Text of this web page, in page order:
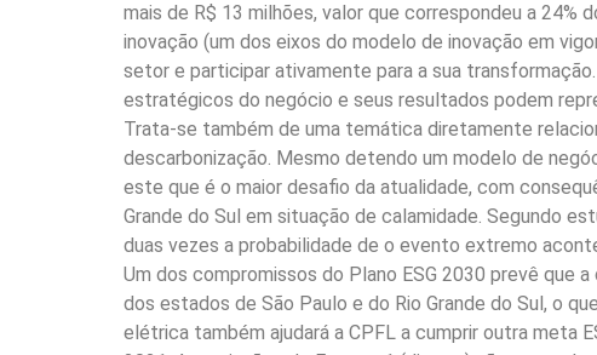
mais de R$ 13 milhões, valor que correspondeu a
inovação (um dos eixos do modelo de inovação em
setor e participar ativamente para a sua
estratégicos do negócio e seus resultados podem
Trata-se também de uma temática diretamente
descarbonização. Mesmo detendo um modelo de
este que é o maior desafio da atualidade, com
Grande do Sul em situação de calamidade. Segundo
duas vezes a probabilidade de o evento extremo
Um dos compromissos do Plano ESG 2030 prevê que
dos estados de São Paulo e do Rio Grande do Sul, o
elétrica também ajudará a CPFL a cumprir outra meta